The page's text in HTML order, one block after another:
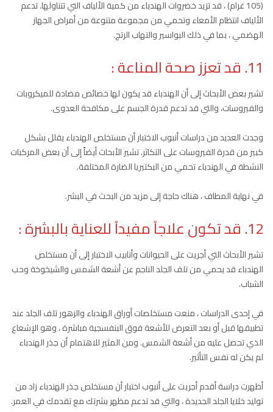
(105 غرام) ، قد تزيد خضروات الهندباء من كمية الألياف التي تتناولها. تدعم
الألياف انتظام الأمعاء وتحمي من مجموعة متنوعة من أمراض الجهاز
الهضمي ، بما في ذلك البواسير والتهاب الرتج.
11. قد تعزز صحة المناعة :
تشير بعض الأبحاث إلى أن الهندباء قد يكون لها خصائص مضادة للميكروبات
والفيروسات، والتي قد تدعم قدرة الجسم على مكافحة العدوى.
وجدت العديد من دراسات أنبوب الاختبار أن مستخلص الهندباء يقلل بشكل
كبير من قدرة الفيروسات على التكاثر. تشير الأبحاث أيضاً إلى أن بعض المركبات
النشطة في الهندباء تحمي من البكتيريا الضارة المختلفة.
في نهاية المطاف ، هناك حاجة إلى مزيد من البحث في البشر.
12. قد تكون علاجاً مفيداً للعناية بالبشرة :
تشير الأبحاث التي أجريت على الحيوانات وأنابيب الاختبار إلى أن مستخلص
الهندباء قد يحمي من تلف الجلد الناجم عن أشعة الشمس والشيخوخة وحب
الشباب.
في إحدى الدراسات ، منعت مستخلصات أوراق الهندباء والزهور تلف الجلد عند
تطبيقها قبل أو بعد التعرض للأشعة فوق البنفسجية مباشرة ، وهو الإشعاع
الذي تحصل عليه من أشعة الشمس. ومن المثير للاهتمام أن جذر الهندباء
لم يكن له نفس التأثير.
أظهرت دراسة أقدم أجريت على أنبوب اختبار أن مستخلص جذر الهندباء زاد من
توليد خلايا الجلد الجديدة ، والتي قد تدعم مظهر بشرتك مع تقدمك في العمر.